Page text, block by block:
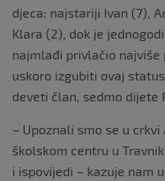
djeca: najstariji Ivan (7),
Klara (2), dok je
najmlađi privlačio najviše
uskoro izgubiti ovaj
deveti član, sedmo dijete
– Upoznali smo se u
školskom centru u
i ispovijedi – kazuje nam